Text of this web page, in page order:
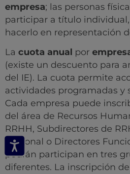
empresa; las personas
participar a título
hacerlo en representación
La cuota anual por
(existe un descuento para
del IE). La cuota permite
actividades programadas y
Cada empresa puede
del área de Recursos
RRHH, Subdirectores de
Personal o Directores
podrán participan en tres
diferentes. La inscripción de